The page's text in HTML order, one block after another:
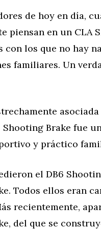
de hoy en día,
piensan en un CLA
con los que no hay
familiares. Un
Shooting Brake fue
y práctico
el DB6
Todos ellos eran
recientemente,
del que se